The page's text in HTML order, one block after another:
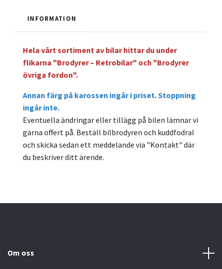
INFORMATION
Hela vårt sortiment av bilar hittar du under
flikarna "Brodyrer – Retrobilar" och "Brodyrer
övriga fordon".
Annan färg på karossen ingåri priset.Stoppning
ingår inte.
Eventuella ändringar eller tillägg på bilen lämnar vi
gärna offert på. Beställ bilbrodyren och kuddfodral
och skicka sedan ett meddelande via "Kontakt" där
du beskriver ditt ärende.
Om oss